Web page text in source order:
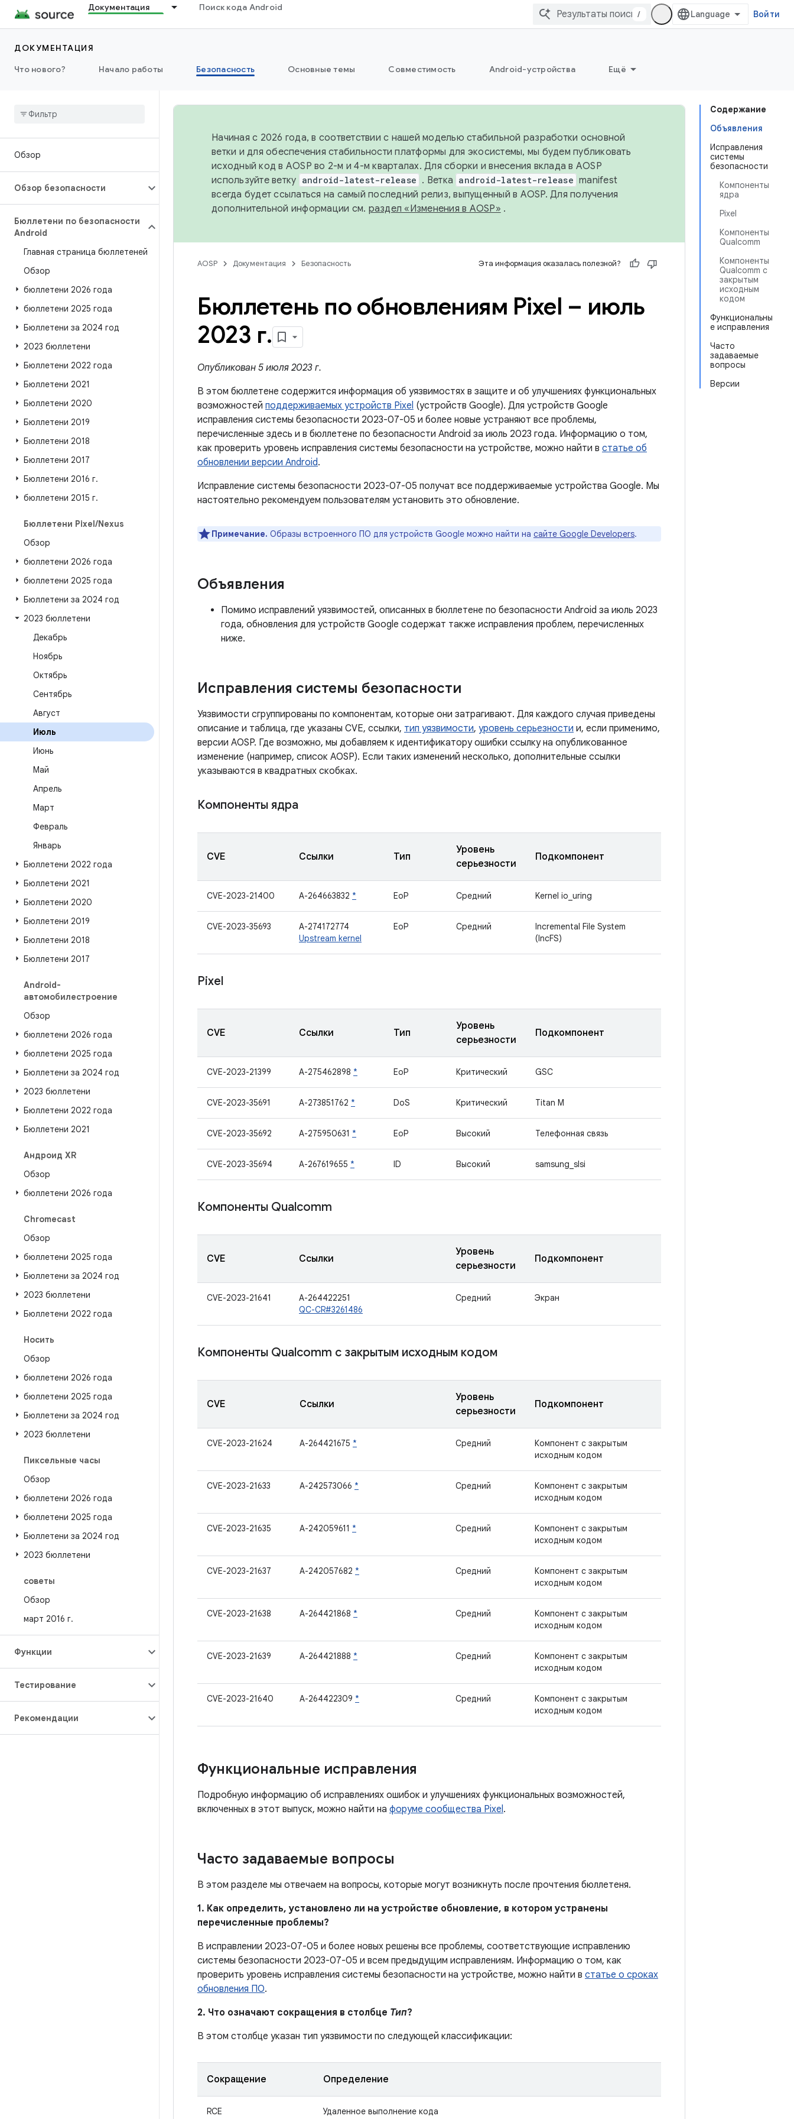
Документация Поиск кода Android
/ Войти
ДОКУМЕНТАЦИЯ
Что нового?
Начало работы Безопасность Основные темы Совместимость Android-устройства Ещё
Обзор
Обзор безопасности
Бюллетени по безопасности
Android
Главная страница бюллетеней
Обзор
бюллетени 2026 года
бюллетени 2025 года
Бюллетени за 2024 год
2023 бюллетени
Бюллетени 2022 года
Бюллетени 2021
Бюллетени 2020
Бюллетени 2019
Бюллетени 2018
Бюллетени 2017
Бюллетени 2016 г.
бюллетени 2015 г.
Бюллетени Pixel/Nexus
Обзор
бюллетени 2026 года
бюллетени 2025 года
Бюллетени за 2024 год
2023 бюллетени
Декабрь
Ноябрь
Октябрь
Сентябрь
Август
Июль
Июнь
Май
Апрель
Март
Февраль
Январь
Бюллетени 2022 года
Бюллетени 2021
Бюллетени 2020
Бюллетени 2019
Бюллетени 2018
Бюллетени 2017
Android-
автомобилестроение
Обзор
бюллетени 2026 года
бюллетени 2025 года
Бюллетени за 2024 год
2023 бюллетени
Бюллетени 2022 года
Бюллетени 2021
Андроид XR
Обзор
бюллетени 2026 года
Chromecast
Обзор
бюллетени 2025 года
Бюллетени за 2024 год
2023 бюллетени
Бюллетени 2022 года
Носить
Обзор
бюллетени 2026 года
бюллетени 2025 года
Бюллетени за 2024 год
2023 бюллетени
Пиксельные часы
Обзор
бюллетени 2026 года
бюллетени 2025 года
Бюллетени за 2024 год
2023 бюллетени
советы
Обзор
март 2016 г.
Функции
Тестирование
Рекомендации
Содержание
Объявления
Исправления
системы
безопасности
Компоненты
ядра
Pixel
Компоненты
Qualcomm
Компоненты
Qualcomm с
закрытым
исходным
кодом
Функциональны
е исправления
Часто
задаваемые
вопросы
Версии
Начиная с 2026 года, в соответствии с нашей моделью стабильной разработки основной
ветки и для обеспечения стабильности платформы для экосистемы, мы будем публиковать
исходный код в AOSP во 2-м и 4-м кварталах. Для сборки и внесения вклада в AOSP
используйте ветку android-latest-release . Ветка android-latest-release manifest
всегда будет ссылаться на самый последний релиз, выпущенный в AOSP. Для получения
дополнительной информации см. раздел «Изменения в AOSP» .
AOSP Документация Безопасность Эта информация оказалась полезной?
Бюллетень по обновлениям Pixel – июль
2023 г.
Опубликован 5 июля 2023 г.
В этом бюллетене содержится информация об уязвимостях в защите и об улучшениях функциональных
возможностей поддерживаемых устройств Pixel (устройств Google). Для устройств Google
исправления системы безопасности 2023-07-05 и более новые устраняют все проблемы,
перечисленные здесь и в бюллетене по безопасности Android за июль 2023 года. Информацию о том,
как проверить уровень исправления системы безопасности на устройстве, можно найти в статье об
обновлении версии Android.
Исправление системы безопасности 2023-07-05 получат все поддерживаемые устройства Google. Мы
настоятельно рекомендуем пользователям установить это обновление.
Примечание. Образы встроенного ПО для устройств Google можно найти на сайте Google Developers.
Объявления
Помимо исправлений уязвимостей, описанных в бюллетене по безопасности Android за июль 2023
года, обновления для устройств Google содержат также исправления проблем, перечисленных
ниже.
Исправления системы безопасности
Уязвимости сгруппированы по компонентам, которые они затрагивают. Для каждого случая приведены
описание и таблица, где указаны CVE, ссылки, тип уязвимости, уровень серьезности и, если применимо,
версии AOSP. Где возможно, мы добавляем к идентификатору ошибки ссылку на опубликованное
изменение (например, список AOSP). Если таких изменений несколько, дополнительные ссылки
указываются в квадратных скобках.
Компоненты ядра
CVE Ссылки Тип
Уровень
серьезности
Подкомпонент
CVE-2023-21400 A-264663832 * EoP Средний Kernel io_uring
CVE-2023-35693
A-274172774
Upstream kernel
EoP Средний
Incremental File System
(IncFS)
Pixel
CVE Ссылки Тип
Уровень
серьезности
Подкомпонент
CVE-2023-21399 A-275462898 * EoP Критический GSC
CVE-2023-35691 A-273851762 * DoS Критический Titan M
CVE-2023-35692 A-275950631 * EoP Высокий Телефонная связь
CVE-2023-35694 A-267619655 * ID Высокий samsung_slsi
Компоненты Qualcomm
CVE Ссылки
Уровень
серьезности
Подкомпонент
CVE-2023-21641
A-264422251
QC-CR#3261486
Средний Экран
Компоненты Qualcomm с закрытым исходным кодом
CVE Ссылки
Уровень
серьезности
Подкомпонент
CVE-2023-21624 A-264421675 * Средний
Компонент с закрытым
исходным кодом
CVE-2023-21633 A-242573066 * Средний
Компонент с закрытым
исходным кодом
CVE-2023-21635 A-242059611 * Средний
Компонент с закрытым
исходным кодом
CVE-2023-21637 A-242057682 * Средний
Компонент с закрытым
исходным кодом
CVE-2023-21638 A-264421868 * Средний
Компонент с закрытым
исходным кодом
CVE-2023-21639 A-264421888 * Средний
Компонент с закрытым
исходным кодом
CVE-2023-21640 A-264422309 * Средний
Компонент с закрытым
исходным кодом
Функциональные исправления
Подробную информацию об исправлениях ошибок и улучшениях функциональных возможностей,
включенных в этот выпуск, можно найти на форуме сообщества Pixel.
Часто задаваемые вопросы
В этом разделе мы отвечаем на вопросы, которые могут возникнуть после прочтения бюллетеня.
1. Как определить, установлено ли на устройстве обновление, в котором устранены
перечисленные проблемы?
В исправлении 2023-07-05 и более новых решены все проблемы, соответствующие исправлению
системы безопасности 2023-07-05 и всем предыдущим исправлениям. Информацию о том, как
проверить уровень исправления системы безопасности на устройстве, можно найти в статье о сроках
обновления ПО.
2. Что означают сокращения в столбце Тип?
В этом столбце указан тип уязвимости по следующей классификации:
Сокращение Определение
RCE Удаленное выполнение кода